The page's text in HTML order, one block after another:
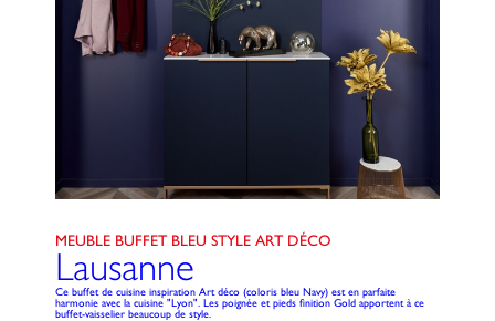
MEUBLE BUFFET BLEU STYLE ART DÉCO
Lausanne
Ce buffet de cuisine inspiration Art déco (coloris bleu Navy) est en parfaite
harmonie avec la cuisine "Lyon". Les poignée et pieds finition Gold apportent à ce
buffet-vaisselier beaucoup de style.